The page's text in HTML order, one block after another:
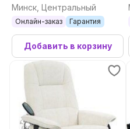
Минск, Центральный
Онлайн-заказ Гарантия
Добавить в корзину